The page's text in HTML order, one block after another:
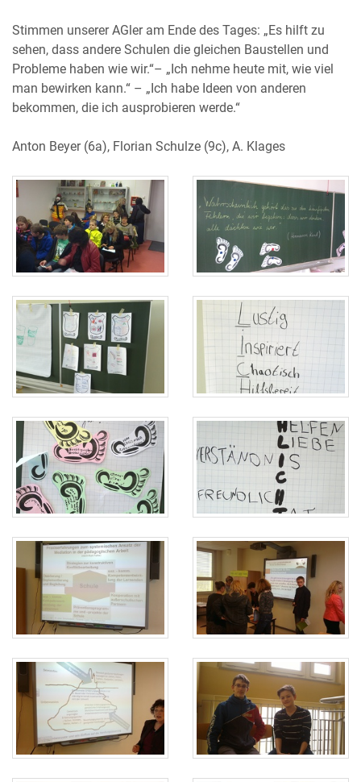
Stimmen unserer AGler am Ende des Tages: „Es hilft zu
sehen, dass andere Schulen die gleichen Baustellen und
Probleme haben wie wir.“– „Ich nehme heute mit, wie viel
man bewirken kann.“ – „Ich habe Ideen von anderen
bekommen, die ich ausprobieren werde.“
Anton Beyer (6a), Florian Schulze (9c), A. Klages